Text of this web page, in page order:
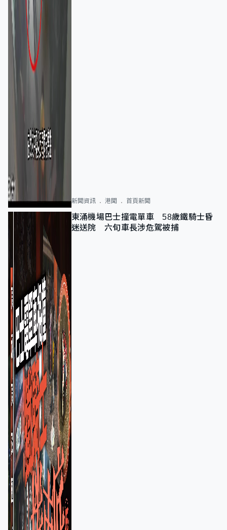
新聞資訊 港聞 首頁新聞
東涌機場巴士撞電單車 58歲鐵騎士昏
迷送院 六旬車長涉危駕被捕